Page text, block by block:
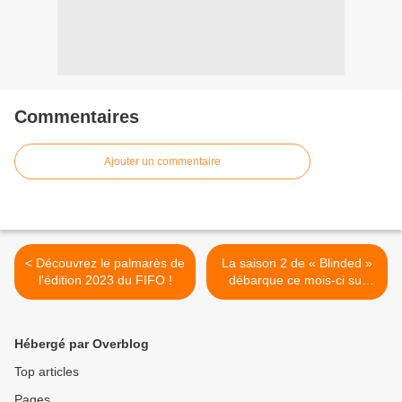
Commentaires
Ajouter un commentaire
< Découvrez le palmarès de
l'édition 2023 du FIFO !
La saison 2 de « Blinded »
débarque ce mois-ci sur
OCS ! >
Hébergé par Overblog
Top articles